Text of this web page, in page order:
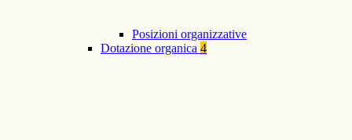
Posizioni organizzative
Dotazione organica 4